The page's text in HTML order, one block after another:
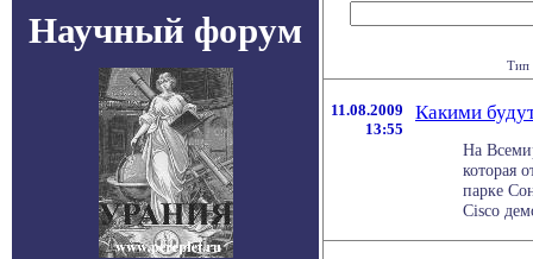
Научный форум
Тип
11.08.2009
13:55
Какими
На
которая
парке
Cisco